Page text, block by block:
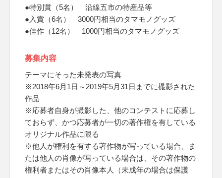
●特別賞（5名） 沿線五市の特産品等
●入賞（6名） 3000円相当のタマモノグッズ
●佳作（12名） 1000円相当のタマモノグッズ
募集内容
テーマにそった未発表の写真
※2018年6月1日～2019年5月31日までに撮影された
作品
※応募者自身が撮影した、他のコンテストに応募し
ておらず、かつ応募者が一切の著作権を有している
オリジナル作品に限る
※他人が権利を有する著作物が写っている場合、ま
たは他人の肖像が写っている場合は、その著作物の
権利者またはその肖像本人（未成年の場合は保護